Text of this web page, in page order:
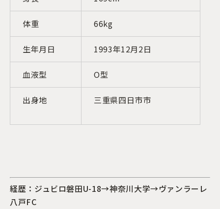
体重 66kg
生年月日 1993年12月2日
血液型 O型
出身地 三重県四日市市
経歴： ジュビロ磐田U-18→神奈川大学→ヴァンラーレ
八戸FC